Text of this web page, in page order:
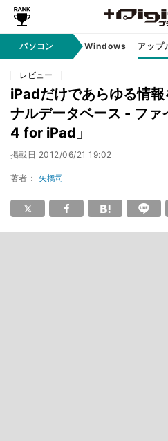
パソコン Windows アップ
レビュー
iPadだけであらゆる情
ナルデータベース - フ
4 for iPad」
掲載日 2012/06/21 19:02
著者： 矢橋司